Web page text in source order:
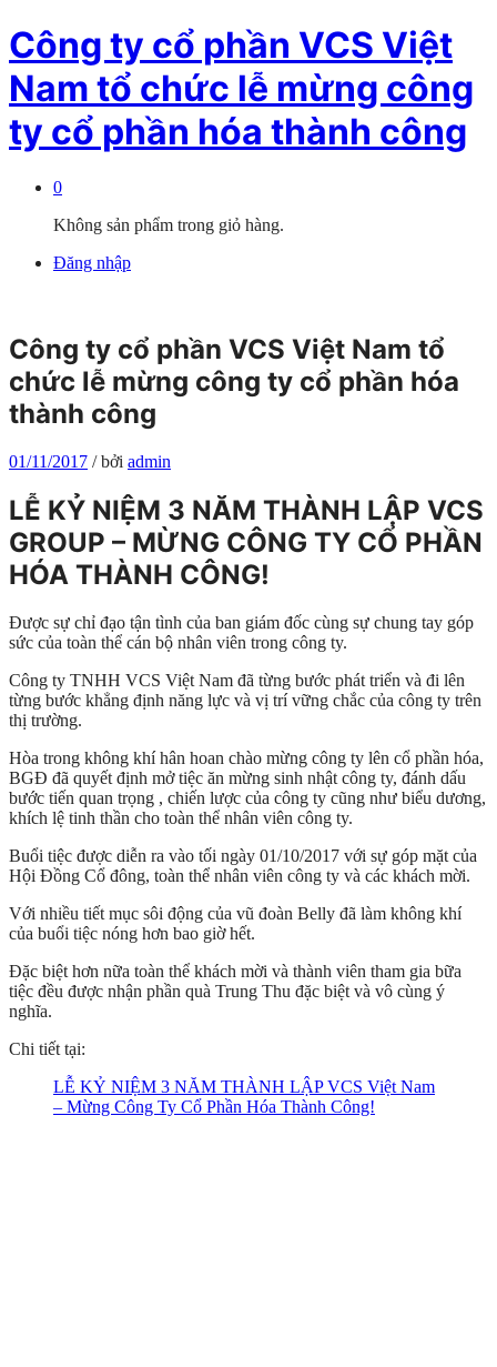
Công ty cổ phần VCS Việt
Nam tổ chức lễ mừng công
ty cổ phần hóa thành công
0
Không sản phẩm trong giỏ hàng.
Đăng nhập
Công ty cổ phần VCS Việt Nam tổ
chức lễ mừng công ty cổ phần hóa
thành công
01/11/2017 /bởi admin
LỄ KỶ NIỆM 3 NĂM THÀNH LẬP VCS
GROUP – MỪNG CÔNG TY CỔ PHẦN
HÓA THÀNH CÔNG!
Được sự chỉ đạo tận tình của ban giám đốc cùng sự chung tay góp
sức của toàn thể cán bộ nhân viên trong công ty.
Công ty TNHH VCS Việt Nam đã từng bước phát triển và đi lên
từng bước khẳng định năng lực và vị trí vững chắc của công ty trên
thị trường.
Hòa trong không khí hân hoan chào mừng công ty lên cổ phần hóa,
BGĐ đã quyết định mở tiệc ăn mừng sinh nhật công ty, đánh dấu
bước tiến quan trọng , chiến lược của công ty cũng như biểu dương,
khích lệ tinh thần cho toàn thể nhân viên công ty.
Buổi tiệc được diễn ra vào tối ngày 01/10/2017 với sự góp mặt của
Hội Đồng Cổ đông, toàn thể nhân viên công ty và các khách mời.
Với nhiều tiết mục sôi động của vũ đoàn Belly đã làm không khí
của buổi tiệc nóng hơn bao giờ hết.
Đặc biệt hơn nữa toàn thể khách mời và thành viên tham gia bữa
tiệc đều được nhận phần quà Trung Thu đặc biệt và vô cùng ý
nghĩa.
Chi tiết tại:
LỄ KỶ NIỆM 3 NĂM THÀNH LẬP VCS Việt Nam
– Mừng Công Ty Cổ Phần Hóa Thành Công!